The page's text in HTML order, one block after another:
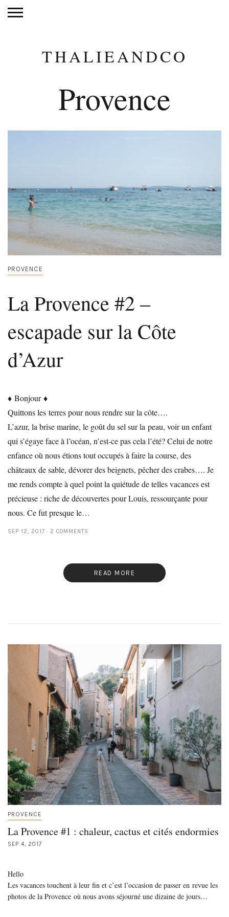
THALIEANDCO
Provence
PROVENCE
La Provence #2 –
escapade sur la Côte
d’Azur
♦ Bonjour ♦
Quittons les terres pour nous rendre sur la côte….
L’azur, la brise marine, le goût du sel sur la peau, voir un enfant
qui s’égaye face à l’océan, n’est-ce pas cela l’été? Celui de notre
enfance où nous étions tout occupés à faire la course, des
châteaux de sable, dévorer des beignets, pêcher des crabes…. Je
me rends compte à quel point la quiétude de telles vacances est
précieuse : riche de découvertes pour Louis, ressourçante pour
nous. Ce fut presque le…
SEP 12, 2017 2 COMMENTS
READ MORE
PROVENCE
La Provence #1 : chaleur, cactus et cités endormies
SEP 4, 2017
Hello
Les vacances touchent à leur fin et c’est l’occasion de passer en revue les
photos de la Provence où nous avons séjourné une dizaine de jours…